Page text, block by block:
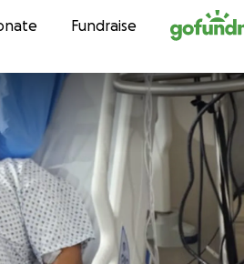
to contentFundraise